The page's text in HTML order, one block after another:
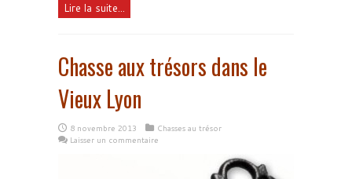
Lire la suite...
Chasse aux trésors dans le
Vieux Lyon
8 novembre 2013
Chasses au trésor
Laisser un commentaire